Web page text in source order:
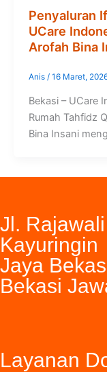
Penyaluran
UCare
Arofah Bina
Anis / 16 Maret,
Bekasi – UCare
Rumah Tahfidz
Bina Insani
Jl.
Kayuringin
Jaya
Bekasi
Layanan